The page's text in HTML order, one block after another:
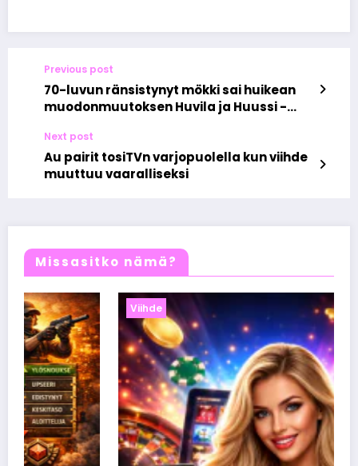
Previous post
70-luvun ränsistynyt mökki sai huikean
muodonmuutoksen Huvila ja Huussi -
Next post
Au pairit tosiTVn varjopuolella kun viihde
muuttuu vaaralliseksi
Missasitko nämä?
Viihde